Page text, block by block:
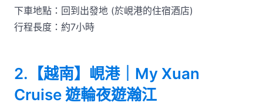
下車地點：回到出發地 (於峴港的住宿酒店)
行程長度：約7小時
2.【越南】峴港｜My Xuan
Cruise 遊輪夜遊瀚江